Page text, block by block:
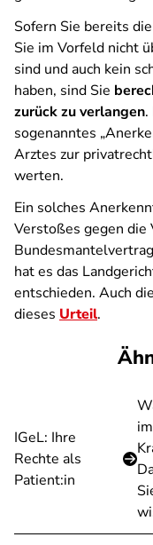
Sofern Sie bereits
Sie im Vorfeld nicht
sind und auch kein
haben, sind Sie
zurück zu verlangen.
sogenanntes
Arztes zur
werten.
Ein solches
Verstoßes gegen die
hat es das
entschieden. Auch
dieses Urteil.
IGeL: Ihre
Rechte als
Patient:in
im